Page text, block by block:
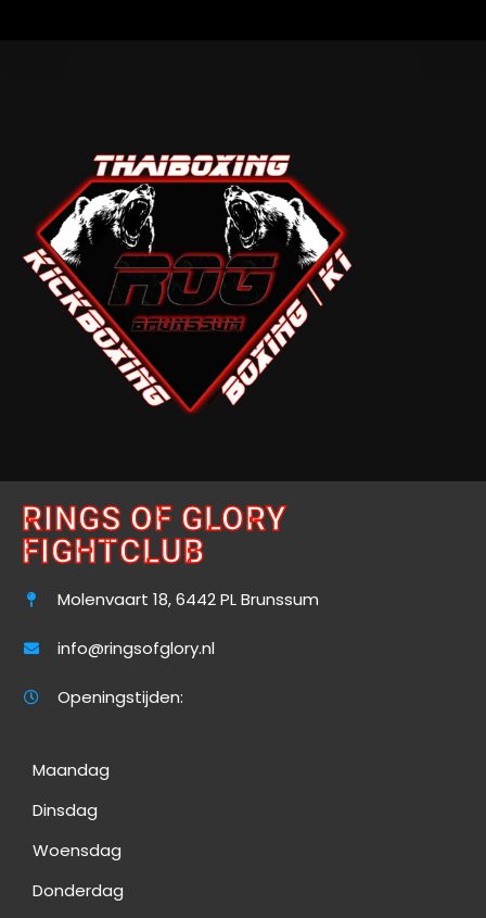
RINGS OF GLORY
FIGHTCLUB
Molenvaart 18, 6442 PL Brunssum
info@ringsofglory.nl
Openingstijden:
Maandag
Dinsdag
Woensdag
Donderdag